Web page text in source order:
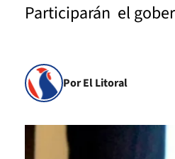
Participarán el
Por El Litoral